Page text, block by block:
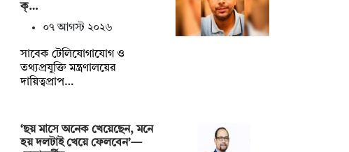
ক্…
০৭ আগস্ট ২০২৬
সাবেক টেলিযোগাযোগ ও
তথ্যপ্রযুক্তি মন্ত্রণালয়ের
দায়িত্বপ্রাপ…
‘ছয় মাসে অনেক খেয়েছেন, মনে
হয় দলটাই খেয়ে ফেলবেন’—